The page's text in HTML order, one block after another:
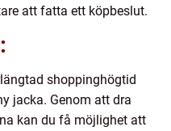
att fatta ett köpbeslut.
shoppinghögtid
jacka. Genom att dra
kan du få möjlighet att